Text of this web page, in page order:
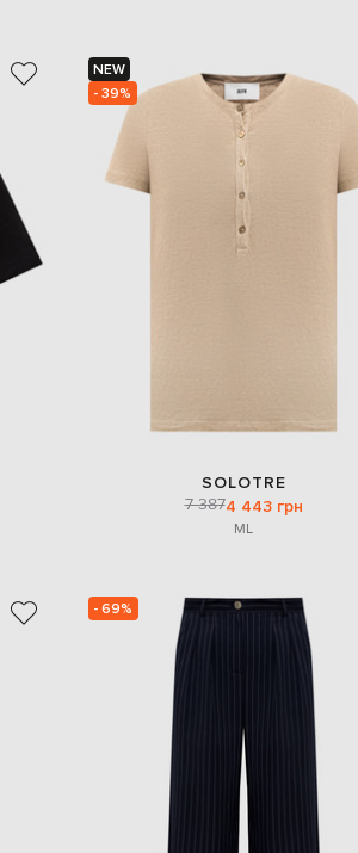
NEW
- 39%
SOLOTRE
7 3874 443 грн
ML
- 69%